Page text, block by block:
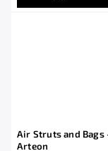
Air Struts and Bags
Arteon